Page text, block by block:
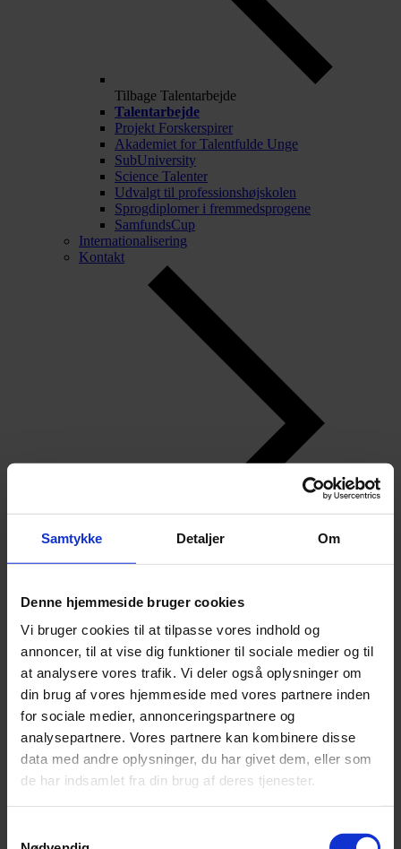
Samtykke Detaljer Om
Denne hjemmeside bruger cookies
Vi bruger cookies til at tilpasse vores indhold og
annoncer, til at vise dig funktioner til sociale medier og til
at analysere vores trafik. Vi deler også oplysninger om
din brug af vores hjemmeside med vores partnere inden
for sociale medier, annonceringspartnere og
analysepartnere. Vores partnere kan kombinere disse
data med andre oplysninger, du har givet dem, eller som
de har indsamlet fra din brug af deres tjenester.
Tilbage Talentarbejde
Talentarbejde
Projekt Forskerspirer
Akademiet for Talentfulde Unge
SubUniversity
Science Talenter
Udvalgt til professionshøjskolen
Sprogdiplomer i fremmedsprogene
SamfundsCup
Internationalisering
Kontakt